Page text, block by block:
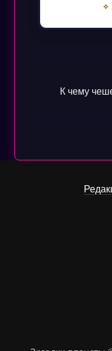
✧
К чему